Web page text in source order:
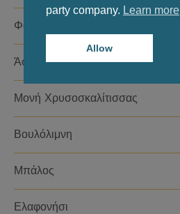
party company. Learn more
Allow
Φαλάσαρνα
Άσπρη Λίμνη
Μονή Χρυσοσκαλίτισσας
Βουλόλιμνη
Μπάλος
Ελαφονήσι